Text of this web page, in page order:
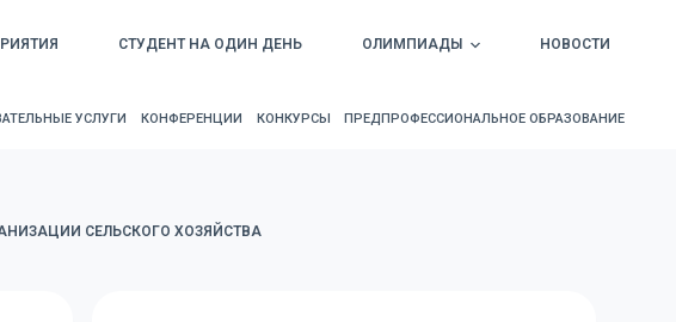
СТУДЕНТ НА ОДИН ДЕНЬ ОЛИМПИАДЫ НОВОСТИ
УСЛУГИ КОНФЕРЕНЦИИ КОНКУРСЫ ПРЕДПРОФЕССИОНАЛЬНОЕ ОБРАЗОВАНИЕ
СЕЛЬСКОГО ХОЗЯЙСТВА